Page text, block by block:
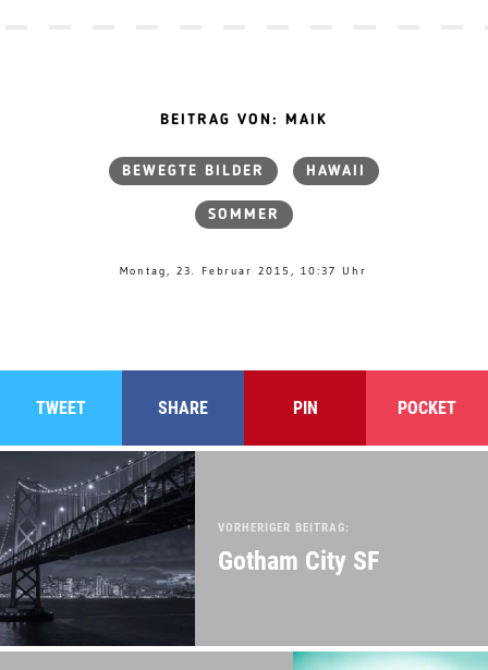
BEITRAG VON: MAIK
BEWEGTE BILDER HAWAII
SOMMER
Montag, 23. Februar 2015, 10:37 Uhr
TWEET SHARE PIN POCKET
VORHERIGER BEITRAG:
Gotham City SF